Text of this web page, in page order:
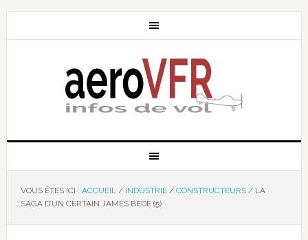
VOUS ÊTES ICI : ACCUEIL / INDUSTRIE / CONSTRUCTEURS /LA
SAGA D’UN CERTAIN JAMES BEDE (5)